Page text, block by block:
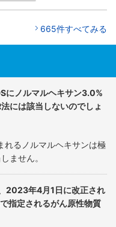
665件すべてみる
にノルマルヘキサン3.0%
には該当しないのでしょ
るノルマルヘキサンは極
ません。
2023年4月1日に改正され
指定されるがん原性物質